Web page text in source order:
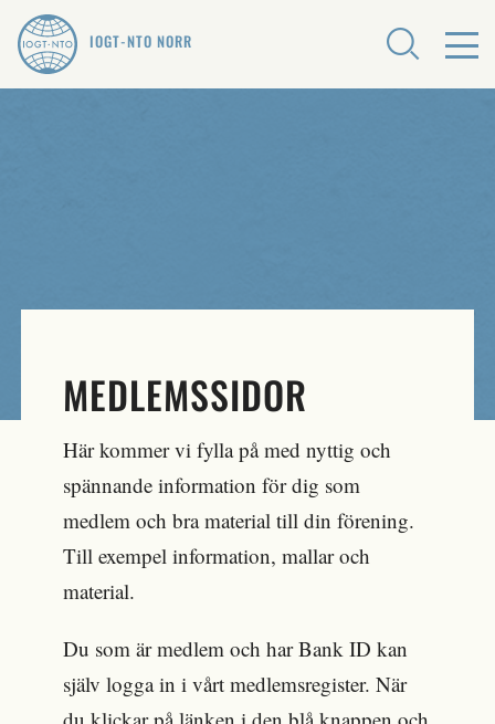
IOGT-NTO NORR
MEDLEMSSIDOR
Här kommer vi fylla på med nyttig och
spännande information för dig som
medlem och bra material till din förening.
Till exempel information, mallar och
material.
Du som är medlem och har Bank ID kan
själv logga in i vårt medlemsregister. När